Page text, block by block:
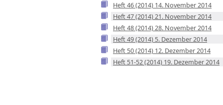
Heft 46 (2014) 14. November 2014
Heft 47 (2014) 21. November 2014
Heft 48 (2014) 28. November 2014
Heft 49 (2014) 5. Dezember 2014
Heft 50 (2014) 12. Dezember 2014
Heft 51-52 (2014) 19. Dezember 2014